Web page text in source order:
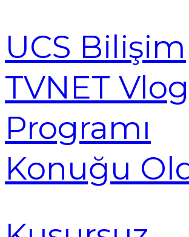
UCS Bilişim
TVNET Vlog
Programı
Konuğu